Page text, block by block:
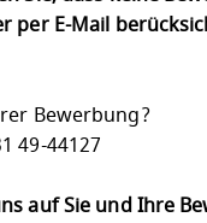
per E-Mail
Bewerbung?
49-44127
auf Sie und Ihre